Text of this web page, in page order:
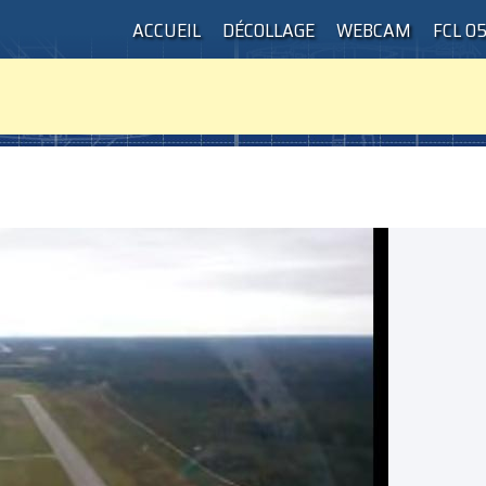
ACCUEIL DÉCOLLAGE WEBCAM FCL